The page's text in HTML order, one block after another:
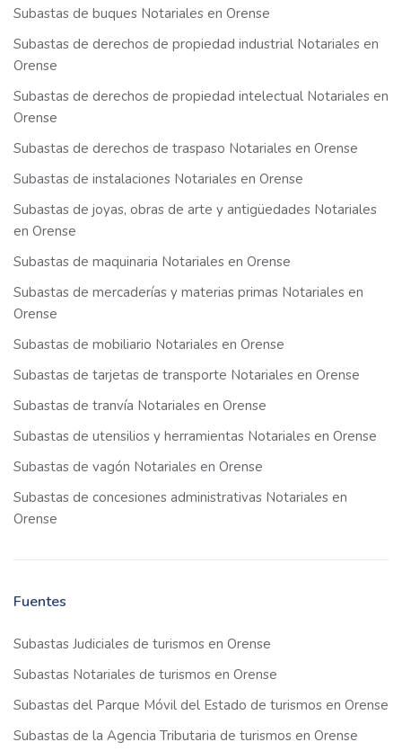
Subastas de buques Notariales en Orense
Subastas de derechos de propiedad industrial Notariales en
Orense
Subastas de derechos de propiedad intelectual Notariales en
Orense
Subastas de derechos de traspaso Notariales en Orense
Subastas de instalaciones Notariales en Orense
Subastas de joyas, obras de arte y antigüedades Notariales
en Orense
Subastas de maquinaria Notariales en Orense
Subastas de mercaderías y materias primas Notariales en
Orense
Subastas de mobiliario Notariales en Orense
Subastas de tarjetas de transporte Notariales en Orense
Subastas de tranvía Notariales en Orense
Subastas de utensilios y herramientas Notariales en Orense
Subastas de vagón Notariales en Orense
Subastas de concesiones administrativas Notariales en
Orense
Fuentes
Subastas Judiciales de turismos en Orense
Subastas Notariales de turismos en Orense
Subastas del Parque Móvil del Estado de turismos en Orense
Subastas de la Agencia Tributaria de turismos en Orense